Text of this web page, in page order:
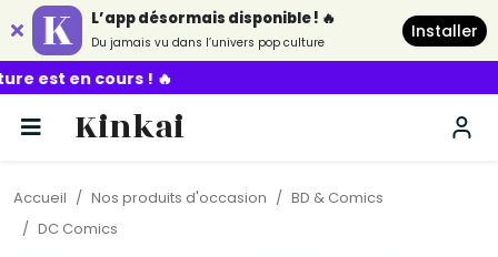
L’app désormais disponible ! 🔥
Du jamais vu dans l’univers pop culture
Installer
! 🔥
Kinkai
Accueil Nos produits d'occasion
BD & Comics
DC Comics